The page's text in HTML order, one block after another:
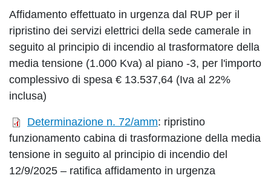
Affidamento effettuato in urgenza dal RUP per il
ripristino dei servizi elettrici della sede camerale in
seguito al principio di incendio al trasformatore della
media tensione (1.000 Kva) al piano -3, per l'importo
complessivo di spesa € 13.537,64 (Iva al 22%
inclusa)
Determinazione n. 72/amm: ripristino
funzionamento cabina di trasformazione della media
tensione in seguito al principio di incendio del
12/9/2025 – ratifica affidamento in urgenza